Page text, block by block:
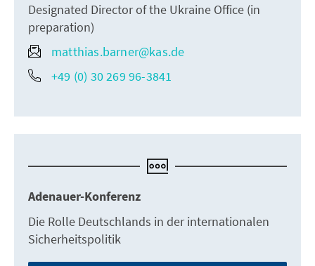
Designated Director of the Ukraine Office (in
preparation)
matthias.barner@kas.de
+49 (0) 30 269 96-3841
Adenauer-Konferenz
Die Rolle Deutschlands in der internationalen
Sicherheitspolitik